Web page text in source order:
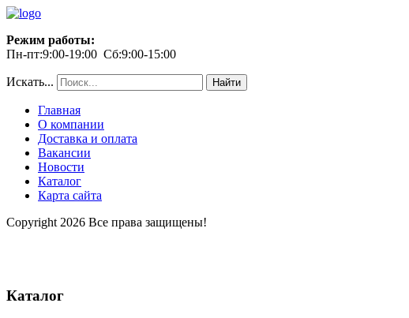
Режим работы:
Пн-пт:9:00-19:00 Сб:9:00-15:00
Искать... Найти
Главная
О компании
Доставка и оплата
Вакансии
Новости
Каталог
Карта сайта
Copyright 2026 Все права защищены!
Каталог